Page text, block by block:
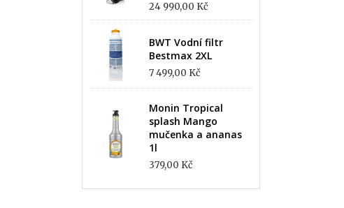
24 990,00 Kč
BWT Vodní filtr
Bestmax 2XL
7 499,00 Kč
Monin Tropical
splash Mango
mučenka a ananas
1l
379,00 Kč